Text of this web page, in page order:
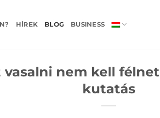
HÍREK BLOG BUSINESS
nem kell
kutatás